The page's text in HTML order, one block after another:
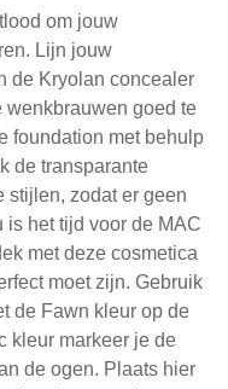
om jouw
Lijn jouw
de Kryolan concealer
wenkbrauwen goed te
foundation met behulp
de transparante
stijlen, zodat er geen
het tijd voor de MAC
met deze cosmetica
moet zijn. Gebruik
de Fawn kleur op de
kleur markeer je de
de ogen. Plaats hier